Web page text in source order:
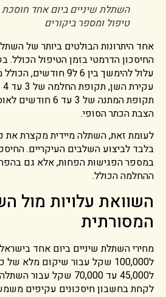
השתלת שיניים ביום אחד
טיפול ומספר ביקורים
אחד היתרונות הבולטים ביותר של
החיסכון הדרמטי בזמן הטיפול הכולל.
עלול להימשך בין 6 ל9
תקופת המתנה של 3 עד
הצבת הכתר הסופי.
לעומת זאת, השתלה מיידית מקצרת את
בלבד לביצוע השלבים העיקריים.
במספר הפגישות הפחות, אלא גם
ההחלמה הכולל.
השוואת עלויות מול
המסורתית
ל100,000 שקל עבור שיקום מלא
ל45,000 עד 70,000 שקל
לקחת בחשבון חיסכונים עקיפים